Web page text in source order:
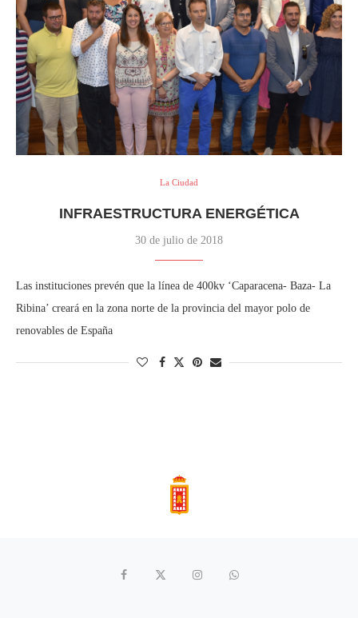
La Ciudad
INFRAESTRUCTURA ENERGÉTICA
30 de julio de 2018
Las instituciones prevén que la línea de 400kv ‘Caparacena- Baza- La
Ribina’ creará en la zona norte de la provincia del mayor polo de
renovables de España